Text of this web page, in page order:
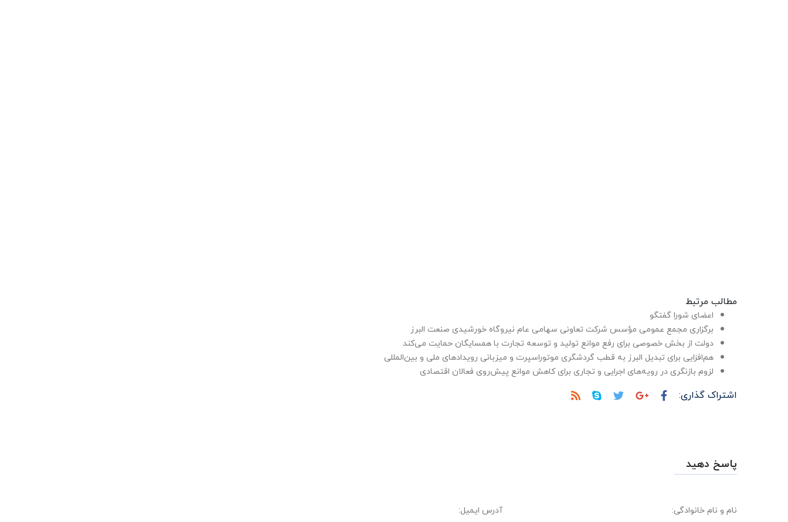
مطالب مرتبط
اعضای شورا گفتگو
برگزاری مجمع عمومی مؤسس شرکت تعاونی سهامی عام نیروگاه خورشیدی صنعت البرز
دولت از بخش خصوصی برای رفع موانع تولید و توسعه تجارت با همسایگان حمایت می‌کند
هم‌افزایی برای تبدیل البرز به قطب گردشگری موتوراسپرت و میزبانی رویدادهای ملی و بین‌المللی
لزوم بازنگری در رویه‌های اجرایی و تجاری برای کاهش موانع پیش‌روی فعالان اقتصادی
اشتراک گذاری:
پاسخ دهید
نام و نام خانوادگی: آدرس ایمیل: